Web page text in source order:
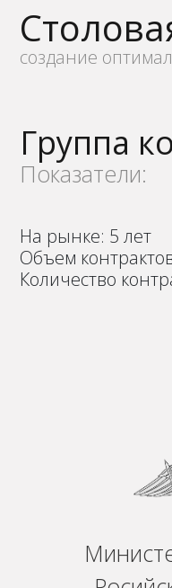
создание
Группа
Показатели:
На рынке: 5 лет
Объем
Количество